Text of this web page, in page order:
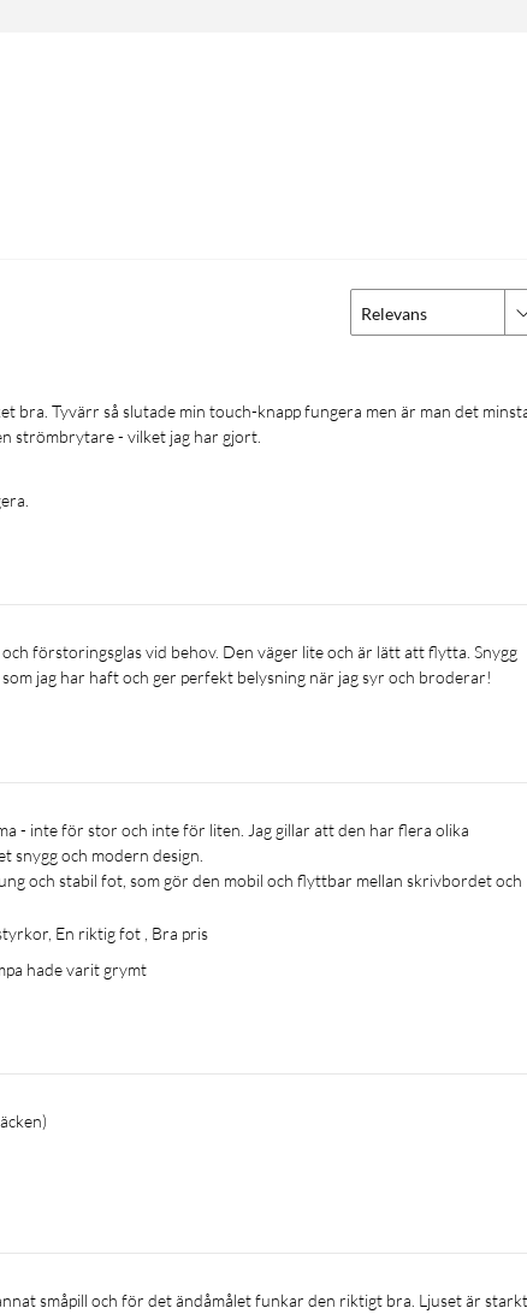
Relevans
strömbrytare - vilket jag har gjort.
jag har haft och ger perfekt belysning när jag syr och broderar!
snygg och modern design.
En riktig fot , Bra pris
hade varit grymt